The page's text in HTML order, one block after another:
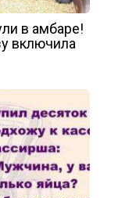
в амбаре!
включила